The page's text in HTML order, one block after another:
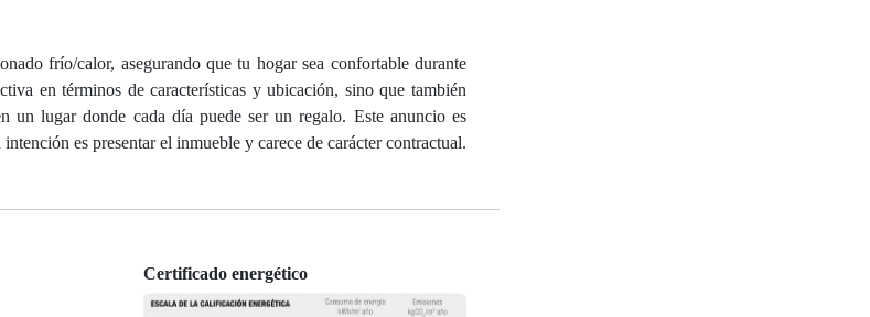
frío/calor, asegurando que tu hogar sea confortable durante
en términos de características y ubicación, sino que también
un lugar donde cada día puede ser un regalo. Este anuncio es
es presentar el inmueble y carece de carácter contractual.
Certificado energético